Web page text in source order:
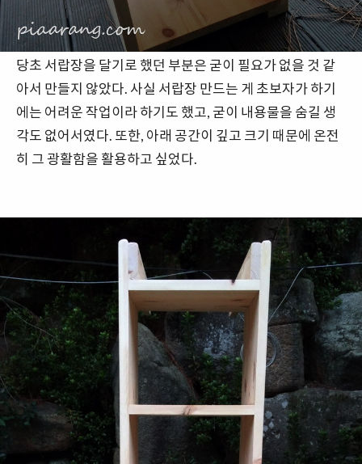
당초 서랍장을 달기로 했던 부분은 굳이 필요가 없을 것 같
아서 만들지 않았다. 사실 서랍장 만드는 게 초보자가 하기
에는 어려운 작업이라 하기도 했고, 굳이 내용물을 숨길 생
각도 없어서였다. 또한, 아래 공간이 깊고 크기 때문에 온전
히 그 광활함을 활용하고 싶었다.